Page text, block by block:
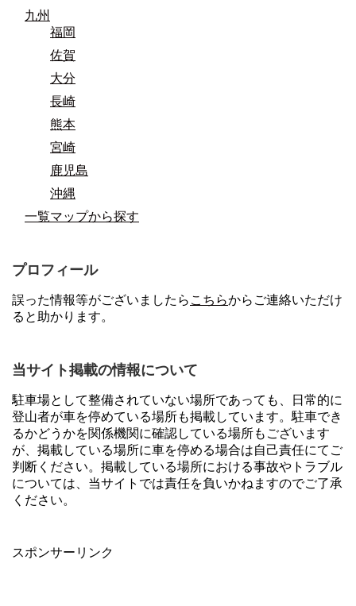
九州
福岡
佐賀
大分
長崎
熊本
宮崎
鹿児島
沖縄
一覧マップから探す
プロフィール
誤った情報等がございましたら こちらからご連絡いただけ
ると助かります。
当サイト掲載の情報について
駐車場として整備されていない場所であっても、日常的に
登山者が車を停めている場所も掲載しています。駐車でき
るかどうかを関係機関に確認している場所もございます
が、掲載している場所に車を停める場合は自己責任にてご
判断ください。掲載している場所における事故やトラブル
については、当サイトでは責任を負いかねますのでご了承
ください。
スポンサーリンク